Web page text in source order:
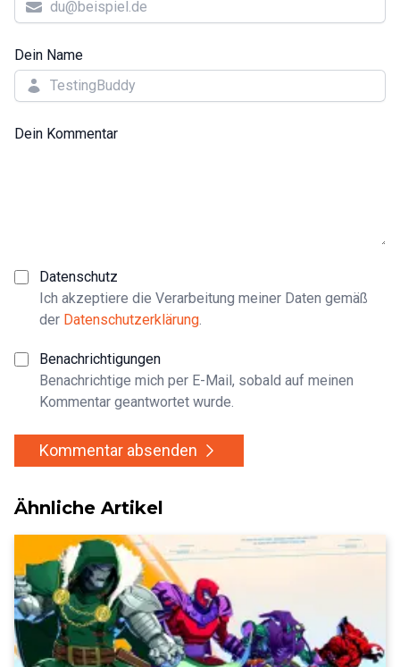
Dein Name
Dein Kommentar
Datenschutz
Ich akzeptiere die Verarbeitung meiner Daten gemäß
der Datenschutzerklärung.
Benachrichtigungen
Benachrichtige mich per E-Mail, sobald auf meinen
Kommentar geantwortet wurde.
Kommentar absenden
Ähnliche Artikel